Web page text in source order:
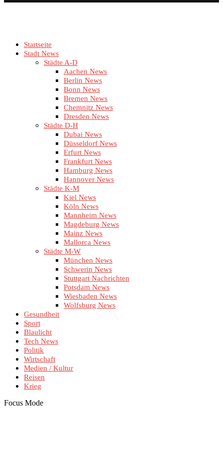
Startseite
Stadt News
Städte A-D
Aachen News
Berlin News
Bonn News
Bremen News
Chemnitz News
Dresden News
Städte D-H
Dubai News
Düsseldorf News
Erfurt News
Frankfurt News
Hamburg News
Hannover News
Städte K-M
Kiel News
Köln News
Mannheim News
Magdeburg News
Mainz News
Mallorca News
Städte M-W
München News
Schwerin News
Stuttgart Nachrichten
Potsdam News
Wiesbaden News
Wolfsburg News
Gesundheit
Sport
Blaulicht
Tech News
Politik
Wirtschaft
Medien / Kultur
Reisen
Krieg
Focus Mode